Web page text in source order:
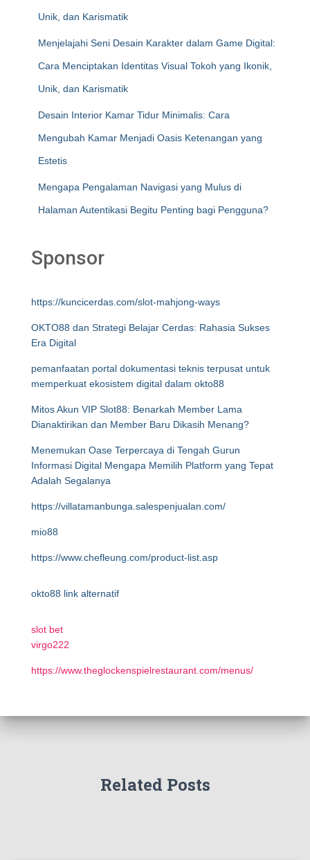
Unik, dan Karismatik
Menjelajahi Seni Desain Karakter dalam Game Digital:
Cara Menciptakan Identitas Visual Tokoh yang Ikonik,
Unik, dan Karismatik
Desain Interior Kamar Tidur Minimalis: Cara
Mengubah Kamar Menjadi Oasis Ketenangan yang
Estetis
Mengapa Pengalaman Navigasi yang Mulus di
Halaman Autentikasi Begitu Penting bagi Pengguna?
Sponsor
https://kuncicerdas.com/slot-mahjong-ways
OKTO88 dan Strategi Belajar Cerdas: Rahasia Sukses
Era Digital
pemanfaatan portal dokumentasi teknis terpusat untuk
memperkuat ekosistem digital dalam okto88
Mitos Akun VIP Slot88: Benarkah Member Lama
Dianaktirikan dan Member Baru Dikasih Menang?
Menemukan Oase Terpercaya di Tengah Gurun
Informasi Digital Mengapa Memilih Platform yang Tepat
Adalah Segalanya
https://villatamanbunga.salespenjualan.com/
mio88
https://www.chefleung.com/product-list.asp
okto88 link alternatif
slot bet
virgo222
https://www.theglockenspielrestaurant.com/menus/
Related Posts